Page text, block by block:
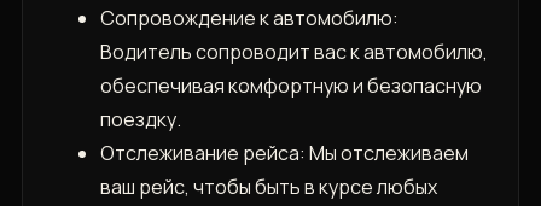
Сопровождение к автомобилю:
Водитель сопроводит вас к автомобилю,
обеспечивая комфортную и безопасную
поездку.
Отслеживание рейса: Мы отслеживаем
ваш рейс, чтобы быть в курсе любых